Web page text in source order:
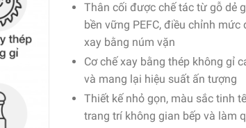
Thân cối được chế tác từ gỗ dẻ
bền vững PEFC, điều chỉnh mức
xay bằng núm vặn
Cơ chế xay bằng thép không gỉ
và mang lại hiệu suất ấn tượng
Thiết kế nhỏ gọn, màu sắc tinh
trang trí không gian bếp và làm